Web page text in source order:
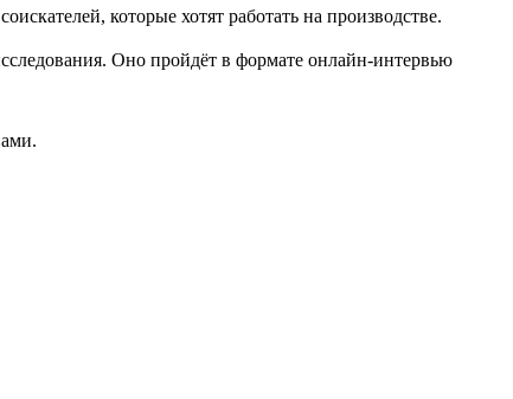
которые хотят работать на производстве.
Оно пройдёт в формате онлайн-интервью